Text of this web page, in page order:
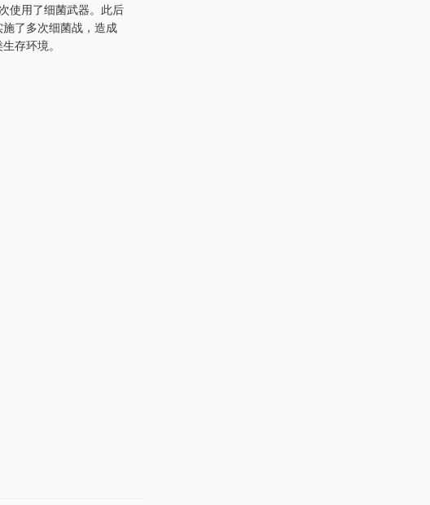
使用了细菌武器。此后
了多次细菌战，造成
存环境。